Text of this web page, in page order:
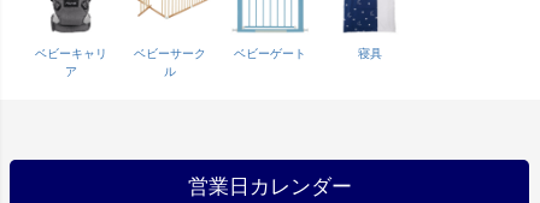
ベビーキャリ
ア
ベビーサーク
ル
ベビーゲート 寝具
営業日カレンダー